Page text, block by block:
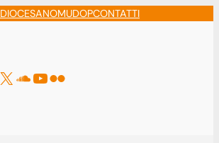
MUDOPCONTATTI
X Soundcloud
YouTube
Flickr